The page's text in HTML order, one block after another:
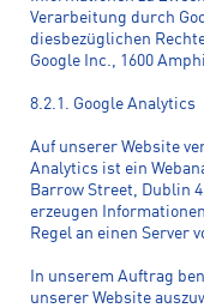
Verarbeitung durch
diesbezüglichen
Google Inc., 1600
8.2.1. Google Analytics
Auf unserer Website
Analytics ist ein
Barrow Street, Dublin
erzeugen
Regel an einen Server
In unserem Auftrag
unserer Website